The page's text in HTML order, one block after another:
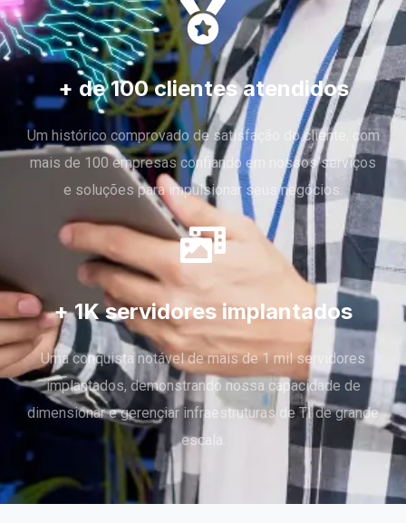
+ de 100 clientes atendidos
Um histórico comprovado de satisfação do cliente, com
mais de 100 empresas confiando em nossos serviços
e soluções para impulsionar seus negócios.
+ 1K servidores implantados
Uma conquista notável de mais de 1 mil servidores
implantados, demonstrando nossa capacidade de
dimensionar e gerenciar infraestruturas de TI de grande
escala.